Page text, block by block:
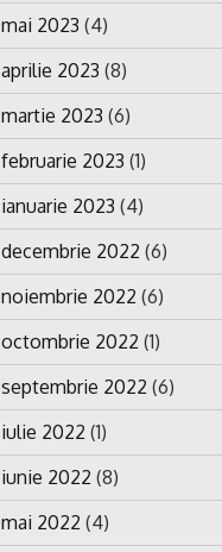
mai 2023 (4)
aprilie 2023 (8)
martie 2023 (6)
februarie 2023 (1)
ianuarie 2023 (4)
decembrie 2022 (6)
noiembrie 2022 (6)
octombrie 2022 (1)
septembrie 2022 (6)
iulie 2022 (1)
iunie 2022 (8)
mai 2022 (4)